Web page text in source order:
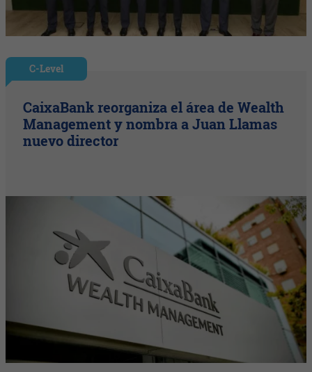
C-Level
CaixaBank reorganiza el área de Wealth
Management y nombra a Juan Llamas
nuevo director